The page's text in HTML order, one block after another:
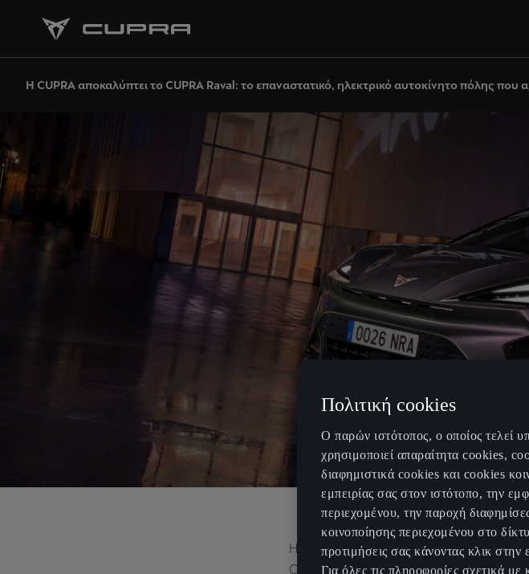
Η CUPRA αποκαλύπτει το CUPRA Raval: το επαναστατικό, ηλεκτρικό αυτοκίνητο πόλης που
Η CUPRA συνεχίζει την αντισυμβατική
CUPRA Raval. Το CUPRA Raval δεν είναι
Πολιτική cookies
Ο παρών ιστότοπος, ο οποίος τελεί
χρησιμοποιεί απαραίτητα cookies,
διαφημιστικά cookies και cookies
εμπειρίας σας στον ιστότοπο, την
περιεχομένου, την παροχή
κοινοποίησης περιεχομένου στο
προτιμήσεις σας κάνοντας κλικ
Για όλες τις πληροφορίες σχετικά